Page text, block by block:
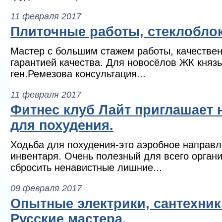
11 февраля 2017
Плиточные работы,
Мастер с большим стажем работы,
гарантией качества. Для новосёлов ЖК
ген.Ремезова консультация...
11 февраля 2017
Фитнес клуб Лайт приглашает
для похудения.
Ходьба для похудения-это аэробное
инвентаря. Очень полезный для всего
сбросить ненавистные лишние...
09 февраля 2017
Опытные электрики,
Русские мастера.